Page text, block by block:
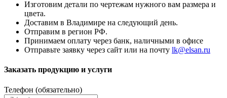
Изготовим детали по чертежам нужного вам размера и
цвета.
Доставим в Владимире на следующий день.
Отправим в регион РФ.
Принимаем оплату через банк, наличными в офисе
Отправьте заявку через сайт или на почту lk@elsan.ru
Заказать продукцию и услуги
Телефон (обязательно)